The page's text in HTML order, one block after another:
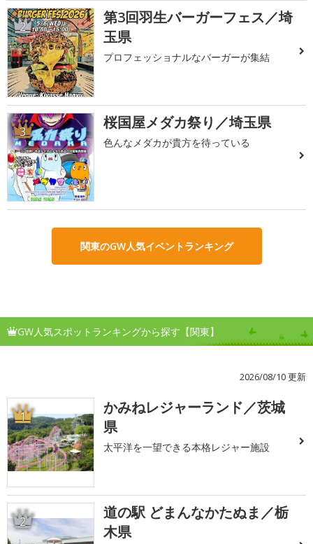
2
第3回羽生バーガーフェス／埼
玉県
プロフェッショナルなバーガーが集結
3 桜国屋メダカ祭り／埼玉県
色んなメダカが貴方を待っている
関東のGW人気イベントランキング
GW人気スポットランキングから探す【関東】
2026/08/10 更新
1
かみねレジャーランド／茨城
県
太平洋を一望できる本格レジャー施設
2
道の駅 どまんなかたぬま／栃
木県